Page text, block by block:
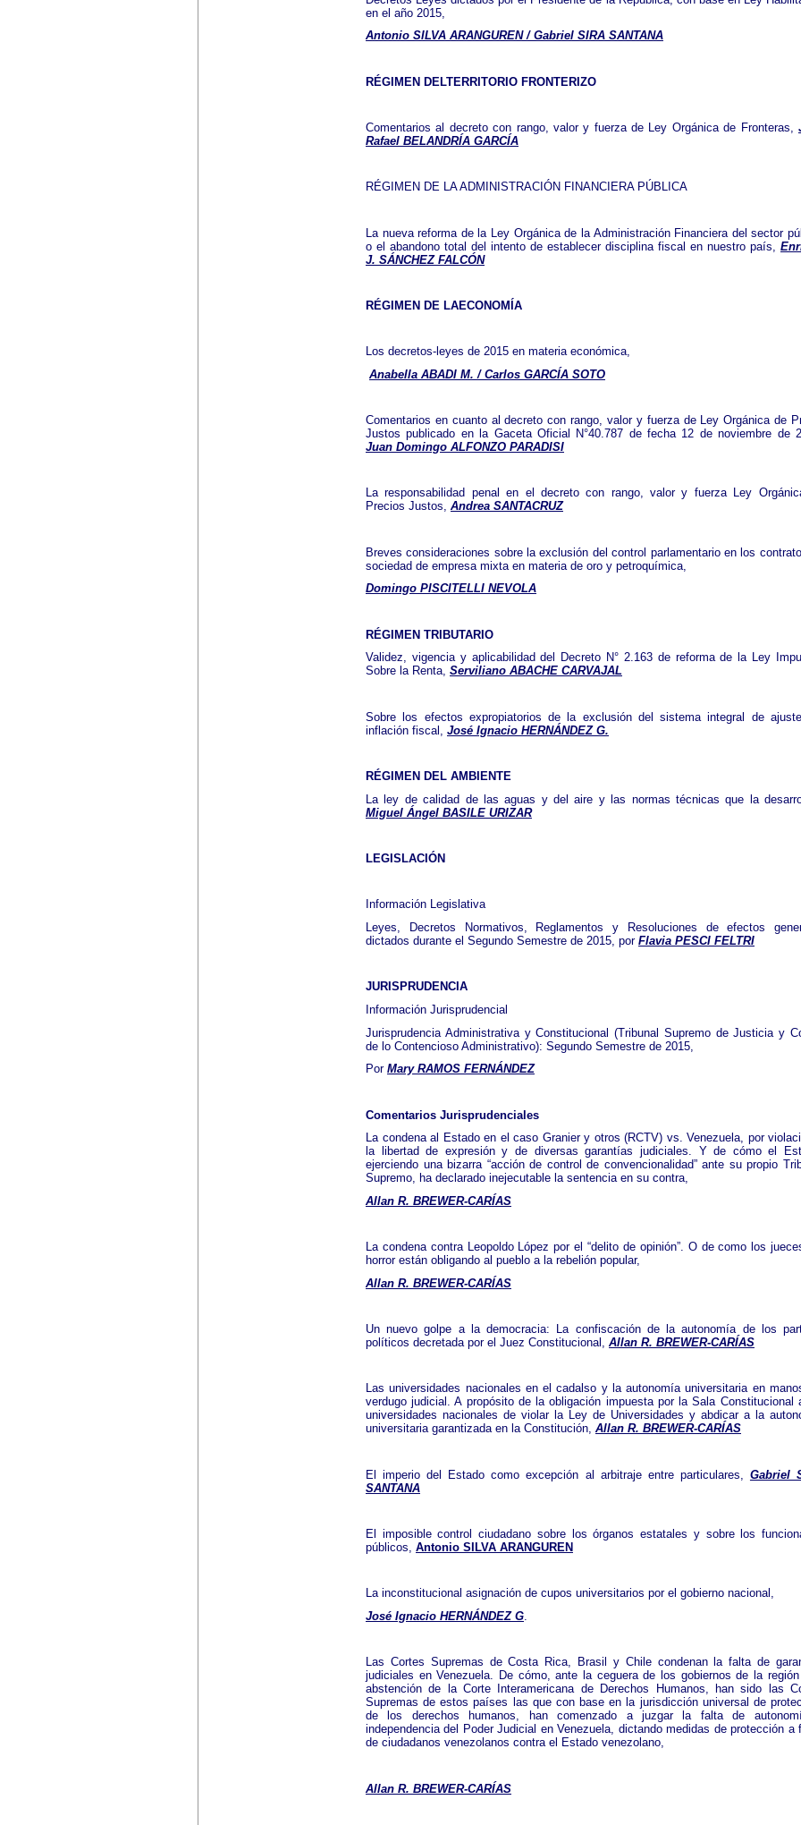
en el año 2015,
Antonio SILVA ARANGUREN / Gabriel SIRA SANTANA
RÉGIMEN DELTERRITORIO FRONTERIZO
Comentarios al decreto con rango, valor y fuerza de Ley Orgánica de Fronteras,
Rafael BELANDRÍA GARCÍA
RÉGIMEN DE LA ADMINISTRACIÓN FINANCIERA PÚBLICA
La nueva reforma de la Ley Orgánica de la Administración Financiera del sector
o el abandono total del intento de establecer disciplina fiscal en nuestro país,
J. SÁNCHEZ FALCÓN
RÉGIMEN DE LAECONOMÍA
Los decretos-leyes de 2015 en materia económica,
Anabella ABADI M. / Carlos GARCÍA SOTO
Comentarios en cuanto al decreto con rango, valor y fuerza de Ley Orgánica de
Justos publicado en la Gaceta Oficial N°40.787 de fecha 12 de noviembre de
Juan Domingo ALFONZO PARADISI
La responsabilidad penal en el decreto con rango, valor y fuerza Ley
Precios Justos, Andrea SANTACRUZ
Breves consideraciones sobre la exclusión del control parlamentario en los
sociedad de empresa mixta en materia de oro y petroquímica,
Domingo PISCITELLI NEVOLA
RÉGIMEN TRIBUTARIO
Validez, vigencia y aplicabilidad del Decreto N° 2.163 de reforma de la Ley
Sobre la Renta, Serviliano ABACHE CARVAJAL
Sobre los efectos expropiatorios de la exclusión del sistema integral de
inflación fiscal, José Ignacio HERNÁNDEZ G.
RÉGIMEN DEL AMBIENTE
La ley de calidad de las aguas y del aire y las normas técnicas que la
Miguel Ángel BASILE URIZAR
LEGISLACIÓN
Información Legislativa
Leyes, Decretos Normativos, Reglamentos y Resoluciones de efectos
dictados durante el Segundo Semestre de 2015, por Flavia PESCI FELTRI
JURISPRUDENCIA
Información Jurisprudencial
Jurisprudencia Administrativa y Constitucional (Tribunal Supremo de Justicia y
de lo Contencioso Administrativo): Segundo Semestre de 2015,
Por Mary RAMOS FERNÁNDEZ
Comentarios Jurisprudenciales
La condena al Estado en el caso Granier y otros (RCTV) vs. Venezuela, por
la libertad de expresión y de diversas garantías judiciales. Y de cómo el
ejerciendo una bizarra “acción de control de convencionalidad” ante su propio
Supremo, ha declarado inejecutable la sentencia en su contra,
Allan R. BREWER-CARÍAS
La condena contra Leopoldo López por el “delito de opinión”. O de como los
horror están obligando al pueblo a la rebelión popular,
Allan R. BREWER-CARÍAS
Un nuevo golpe a la democracia: La confiscación de la autonomía de los
políticos decretada por el Juez Constitucional, Allan R. BREWER-CARÍAS
Las universidades nacionales en el cadalso y la autonomía universitaria en
verdugo judicial. A propósito de la obligación impuesta por la Sala Constitucional
universidades nacionales de violar la Ley de Universidades y abdicar a la
universitaria garantizada en la Constitución, Allan R. BREWER-CARÍAS
El imperio del Estado como excepción al arbitraje entre particulares, Gabriel
SANTANA
El imposible control ciudadano sobre los órganos estatales y sobre los
públicos, Antonio SILVA ARANGUREN
La inconstitucional asignación de cupos universitarios por el gobierno nacional,
José Ignacio HERNÁNDEZ G.
Las Cortes Supremas de Costa Rica, Brasil y Chile condenan la falta de
judiciales en Venezuela. De cómo, ante la ceguera de los gobiernos de la
abstención de la Corte Interamericana de Derechos Humanos, han sido las
Supremas de estos países las que con base en la jurisdicción universal de
de los derechos humanos, han comenzado a juzgar la falta de
independencia del Poder Judicial en Venezuela, dictando medidas de protección a
de ciudadanos venezolanos contra el Estado venezolano,
Allan R. BREWER-CARÍAS